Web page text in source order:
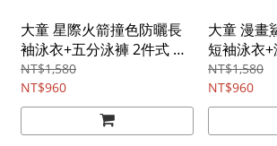
大童 星際火箭撞色防曬長
袖泳衣+五分泳褲 2件式 男
童 兒童 童裝 泳裝 速乾 快
乾 玩水褲 兒童水母衣 長袖
泳衣 游泳課 橘魔法 現貨
NT$1,580
NT$960
大童 漫畫
短袖泳衣+
男童 童裝
泳衣 戲水
【BB9779
NT$1,580
NT$960